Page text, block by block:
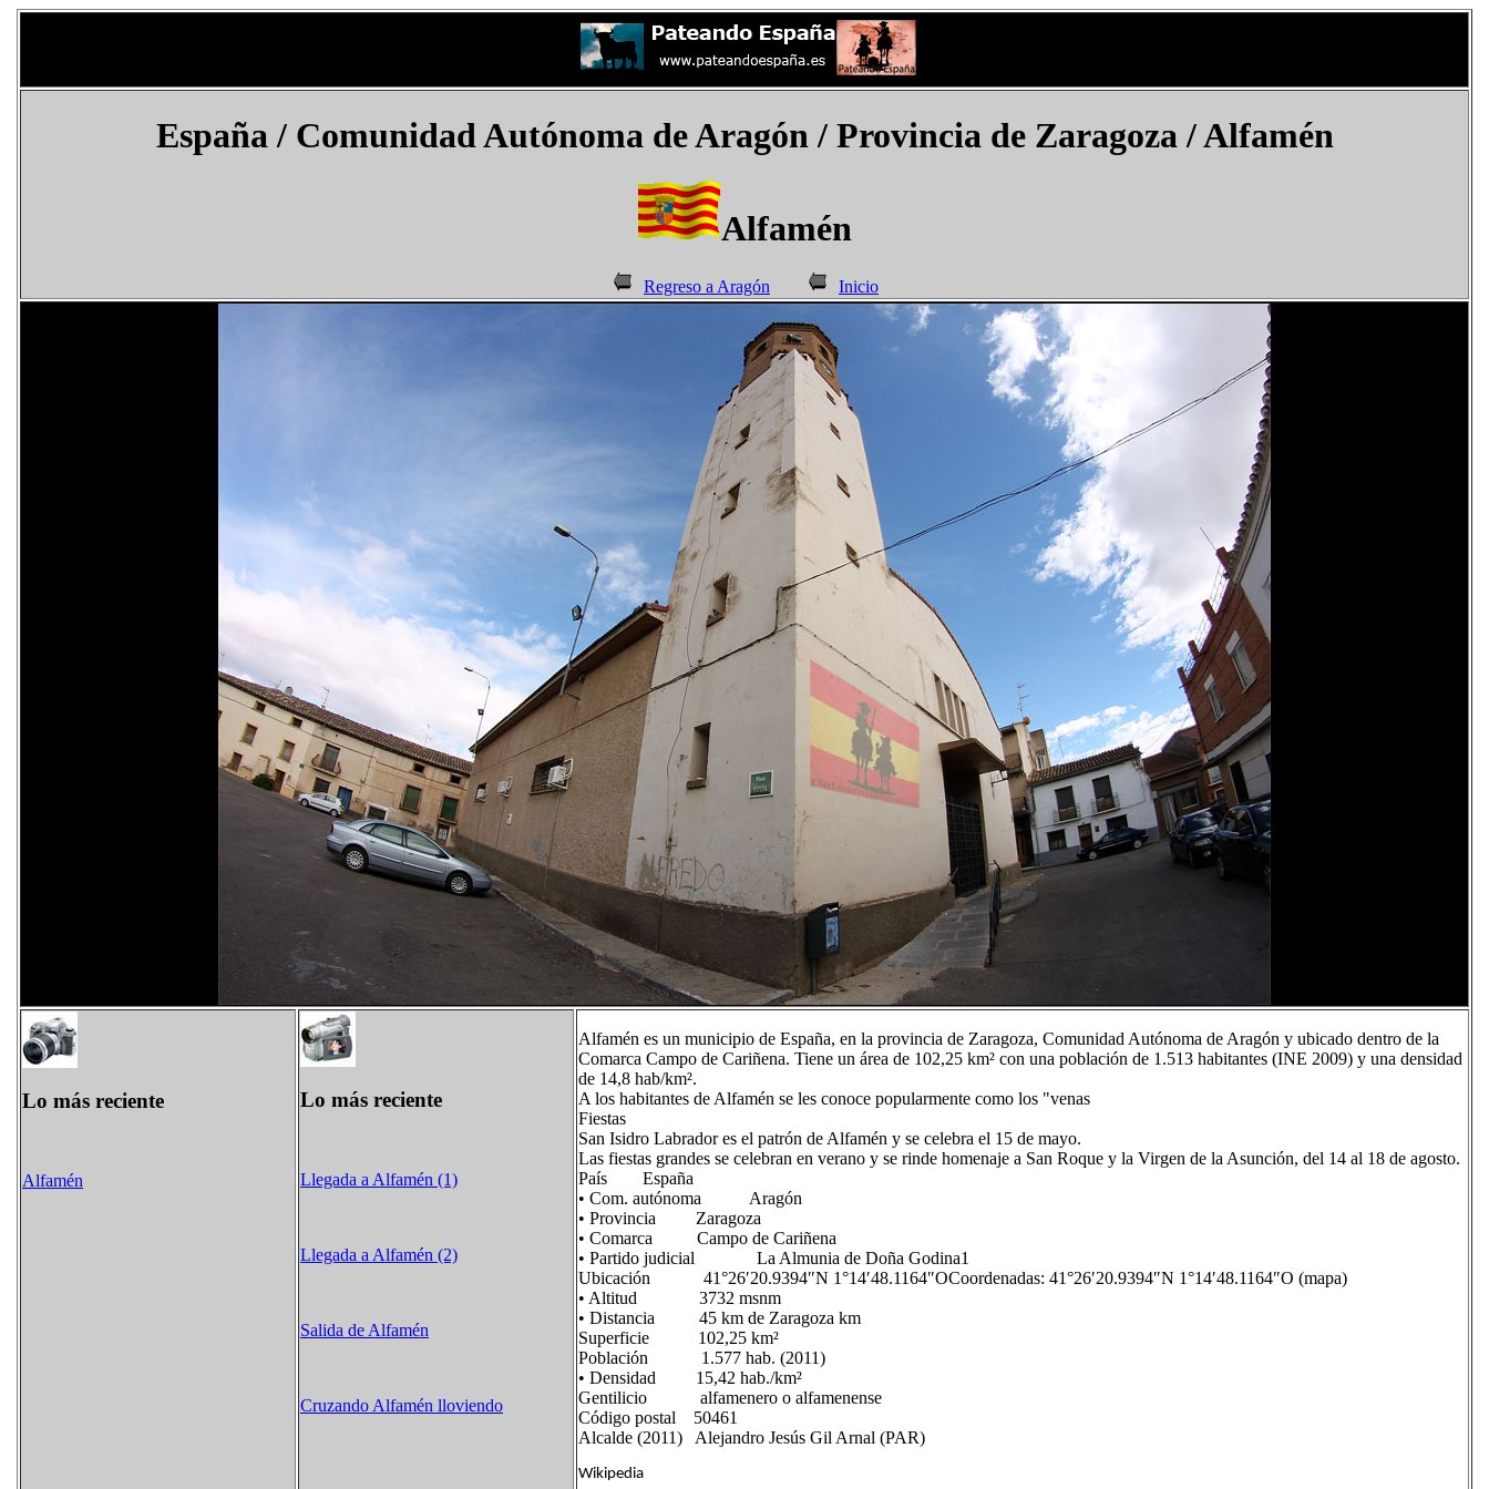
España / Comunidad Autónoma de Aragón / Provincia de Zaragoza / Alfamén
Alfamén
Regreso a Aragón Inicio
Lo más reciente
Alfamén
Lo más reciente
Llegada a Alfamén (1)
Llegada a Alfamén (2)
Salida de Alfamén
Cruzando Alfamén lloviendo
Alfamén es un municipio de España, en la provincia de Zaragoza, Comunidad Autónoma de Aragón y ubicado dentro de la
Comarca Campo de Cariñena. Tiene un área de 102,25 km² con una población de 1.513 habitantes (INE 2009) y una densidad
de 14,8 hab/km².
A los habitantes de Alfamén se les conoce popularmente como los "venas
Fiestas
San Isidro Labrador es el patrón de Alfamén y se celebra el 15 de mayo.
Las fiestas grandes se celebran en verano y se rinde homenaje a San Roque y la Virgen de la Asunción, del 14 al 18 de agosto.
País España
• Com. autónoma Aragón
• Provincia Zaragoza
• Comarca Campo de Cariñena
• Partido judicial La Almunia de Doña Godina1
Ubicación 41°26′20.9394″N 1°14′48.1164″OCoordenadas: 41°26′20.9394″N 1°14′48.1164″O (mapa)
• Altitud 3732 msnm
• Distancia 45 km de Zaragoza km
Superficie 102,25 km²
Población 1.577 hab. (2011)
• Densidad 15,42 hab./km²
Gentilicio alfamenero o alfamenense
Código postal 50461
Alcalde (2011) Alejandro Jesús Gil Arnal (PAR)
Wikipedia